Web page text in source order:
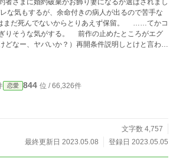
さまに婚約破棄かお飾り妻になるか選ばされまし
まだ死んでないからとりあえず保留。 ……てかコ
る。 前作の止めたところがエグ
どなー、ヤバいか？）再開条件説明しとけと言われ
時なのは前提であと思い出したヤツというか気分
らずお気に入りが複数入ってそれが続く（短期
を読んでる人は～に入ってて一応チェックするため
能性が高いと判断）とかしたらびびって優先はする
おりとかエール（来たことないから違ってるかもし
行かなきゃ分からないから更新している最中以外は
ても基本毎日連続投稿再開するわけでもないし。
かは優先度下がる。下の方だし、投票作品探して
恋愛 844 位 / 66,326件
文字数 4,757
最終更新日 2023.05.08
登録日 2023.05.05